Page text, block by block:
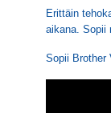
Erittäin
aikana. Sopii
Sopii Brother